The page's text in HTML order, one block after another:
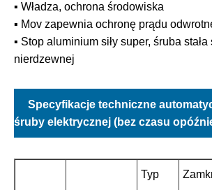
▪ Władza, ochrona środowiska
▪ Mov zapewnia ochronę prądu
▪ Stop aluminium siły super, śruba
nierdzewnej
Specyfikacje techniczne
śruby elektrycznej (bez czasu
Typ